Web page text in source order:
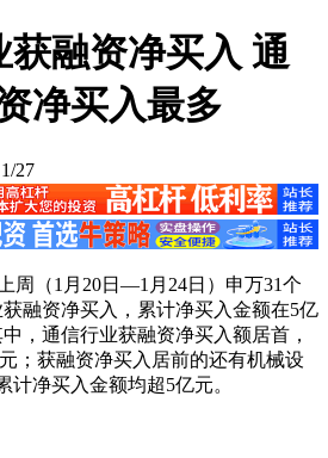
获融资净买入 通
净买入最多
1/27
周（1月20日—1月24日）申万31个
融资净买入，累计净买入金额在5亿
，通信行业获融资净买入额居首，
；获融资净买入居前的还有机械设
净买入金额均超5亿元。